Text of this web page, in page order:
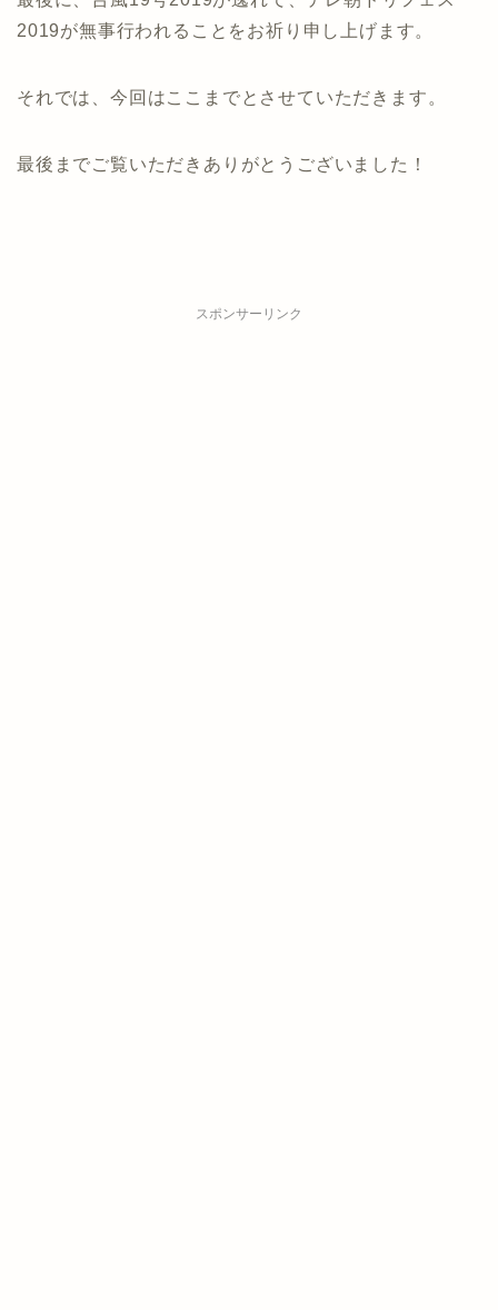
2019が無事行われることをお祈り申し上げます。
それでは、今回はここまでとさせていただきます。
最後までご覧いただきありがとうございました！
スポンサーリンク